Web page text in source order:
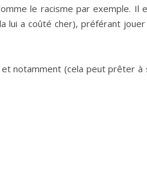
le racisme par exemple. Il
lui a coûté cher), préférant
notamment (cela peut prêter à